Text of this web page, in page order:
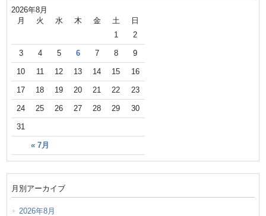
2026年8月
月 火 水 木 金 土 日
« 7月
1 2
3 4 5 6 7 8 9
10 11 12 13 14 15 16
17 18 19 20 21 22 23
24 25 26 27 28 29 30
31
月別アーカイブ
2026年8月